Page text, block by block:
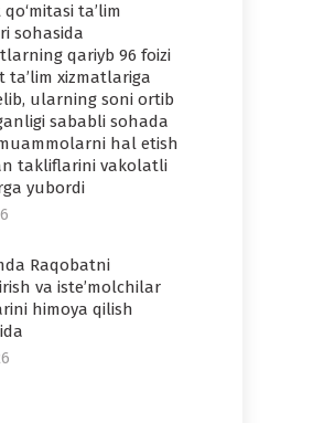
ta’lim
sohasida
qariyb 96 foizi
ta’lim xizmatlariga
ularning soni ortib
sababli sohada
hal etish
takliflarini vakolatli
yubordi
Raqobatni
va iste’molchilar
himoya qilish